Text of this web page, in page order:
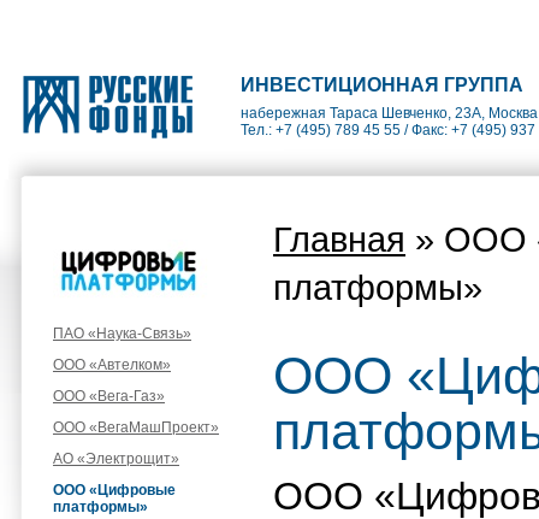
ИНВЕСТИЦИОННАЯ ГРУППА
набережная Тараса Шевченко, 23А,
Тел.: +7 (495) 789 45 55 / Факс: +7 (495)
ПАО «Наука-Связь»
ООО «Автелком»
ООО «Вега-Газ»
ООО «ВегаМашПроект»
АО «Электрощит»
ООО «Цифровые
платформы»
Главная » ООО
платформы»
ООО
ООО